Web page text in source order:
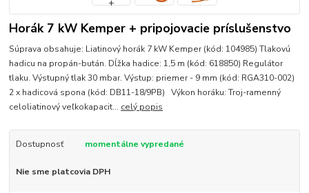
Horák 7 kW Kemper + pripojovacie príslušenstvo
Súprava obsahuje: Liatinový horák 7 kW Kemper (kód: 104985) Tlakovú
hadicu na propán-bután. Dĺžka hadice: 1,5 m (kód: 618850) Regulátor
tlaku. Výstupný tlak 30 mbar. Výstup: priemer - 9 mm (kód: RGA310-002)
2 x hadicová spona (kód: DB11-18/9PB) Výkon horáku: Troj-ramenný
celoliatinový veľkokapacit... celý popis
Dostupnosť momentálne vypredané
Nie sme platcovia DPH